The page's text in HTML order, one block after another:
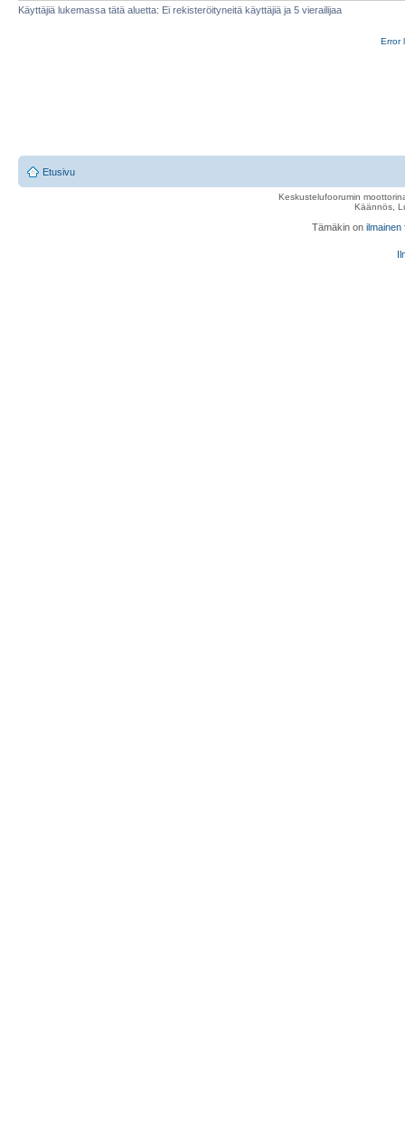
Käyttäjiä lukemassa tätä aluetta: Ei rekisteröityneitä käyttäjiä ja 5 vierailijaa
Error
Etusivu
Keskustelufoorumin
Käännös,
Tämäkin on ilmainen